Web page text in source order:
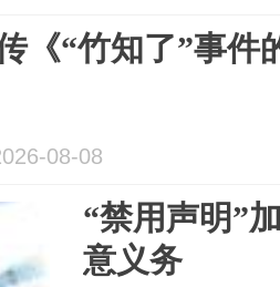
《“竹知了”事件
08-08
“禁用声明”
意义务